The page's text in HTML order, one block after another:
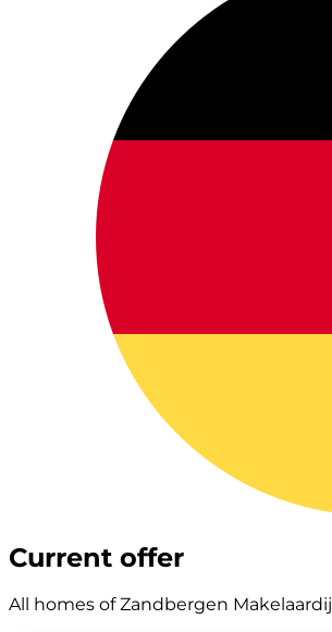
Current offer
All homes of Zandbergen Makelaardij